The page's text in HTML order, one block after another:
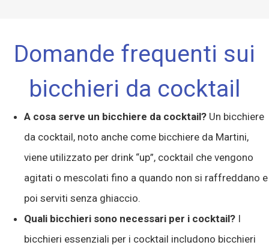
Domande frequenti sui
bicchieri da cocktail
A cosa serve un bicchiere da cocktail? Un bicchiere
da cocktail, noto anche come bicchiere da Martini,
viene utilizzato per drink “up”, cocktail che vengono
agitati o mescolati fino a quando non si raffreddano e
poi serviti senza ghiaccio.
Quali bicchieri sono necessari per i cocktail? I
bicchieri essenziali per i cocktail includono bicchieri